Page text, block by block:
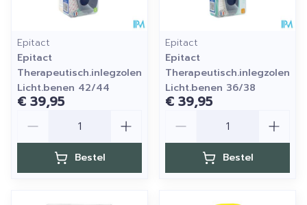
Epitact
Epitact
Therapeutisch.inlegzolen
Licht.benen 42/44
€ 39,95
Bestel
Epitact
Epitact
Therapeutisch.inlegzolen
Licht.benen 36/38
€ 39,95
Bestel